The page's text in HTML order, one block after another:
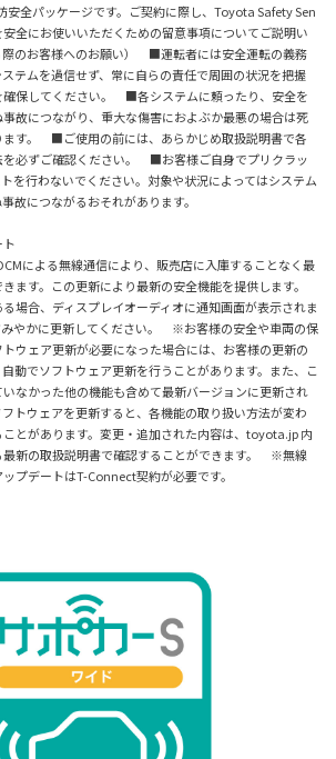
安全パッケージです。ご契約に際し、Toyota Safety Sen
全にお使いいただくための留意事項についてご説明い
際のお客様へのお願い） ■運転者には安全運転の義務
テムを過信せず、常に自らの責任で周囲の状況を把握
確保してください。 ■各システムに頼ったり、安全を
故につながり、重大な傷害におよぶか最悪の場合は死
ます。 ■ご使用の前には、あらかじめ取扱説明書で各
を必ずご確認ください。 ■お客様ご自身でプリクラッ
を行わないでください。対象や状況によってはシステム
故につながるおそれがあります。
による無線通信により、販売店に入庫することなく最
ます。この更新により最新の安全機能を提供します。
場合、ディスプレイオーディオに通知画面が表示されま
みやかに更新してください。 ※お客様の安全や車両の保
ウェア更新が必要になった場合には、お客様の更新の
動でソフトウェア更新を行うことがあります。また、こ
なかった他の機能も含めて最新バージョンに更新され
ウェアを更新すると、各機能の取り扱い方法が変わ
とがあります。変更・追加された内容は、toyota.jp 内
最新の取扱説明書で確認することができます。 ※無線
プデートはT-Connect契約が必要です。